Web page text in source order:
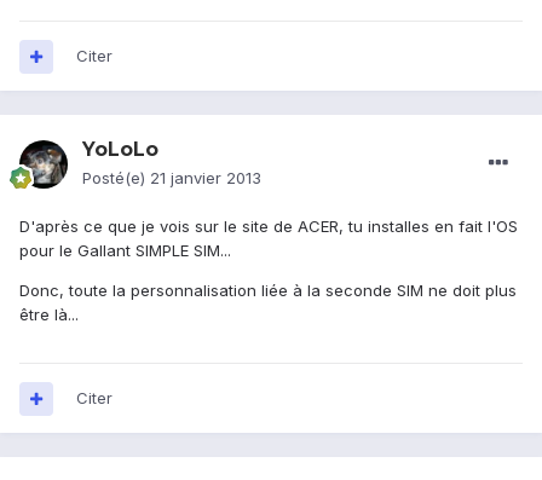
Citer
YoLoLo
Posté(e) 21 janvier 2013
D'après ce que je vois sur le site de ACER, tu installes en fait l'OS
pour le Gallant SIMPLE SIM...
Donc, toute la personnalisation liée à la seconde SIM ne doit plus
être là...
Citer